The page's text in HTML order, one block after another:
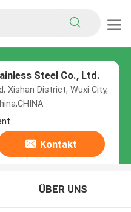
Steel Co., Ltd.
Xishan District, Wuxi City,
Kontakt
ÜBER UNS